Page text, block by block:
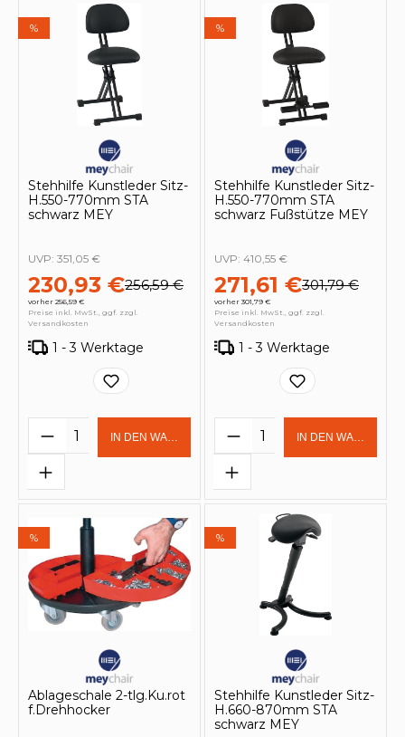
%
Stehhilfe Kunstleder Sitz-
H.550-770mm STA
schwarz MEY
230,93 €256,59 €
vorher 256,59 €
UVP: 351,05 €
Preise inkl. MwSt., ggf. zzgl.
Versandkosten
1 - 3 Werktage
Produkt Anzahl: Gib den
IN DEN WARENKORB
%
Stehhilfe Kunstleder Sitz-
H.550-770mm STA
schwarz Fußstütze MEY
271,61 €301,79 €
vorher 301,79 €
UVP: 410,55 €
Preise inkl. MwSt., ggf. zzgl.
Versandkosten
1 - 3 Werktage
Produkt Anzahl:
IN DEN
%
Ablageschale 2-tlg.Ku.rot
f.Drehhocker
%
Stehhilfe Kunstleder Sitz-
H.660-870mm STA
schwarz MEY